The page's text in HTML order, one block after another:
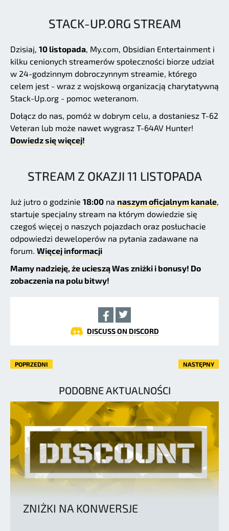
STACK-UP.ORG STREAM
Dzisiaj, 10 listopada, My.com, Obsidian Entertainment i
kilku cenionych streamerów społeczności biorze udział
w 24-godzinnym dobroczynnym streamie, którego
celem jest - wraz z wojskową organizacją charytatywną
Stack-Up.org - pomoc weteranom.
Dołącz do nas, pomóż w dobrym celu, a dostaniesz T-62
Veteran lub może nawet wygrasz T-64AV Hunter!
Dowiedz się więcej!
STREAM Z OKAZJI 11 LISTOPADA
Już jutro o godzinie 18:00 na naszym oficjalnym kanale,
startuje specjalny stream na którym dowiedzie się
czegoś więcej o naszych pojazdach oraz posłuchacie
odpowiedzi deweloperów na pytania zadawane na
forum. Więcej informacji
Mamy nadzieję, że ucieszą Was zniżki i bonusy! Do
zobaczenia na polu bitwy!
DISCUSS ON DISCORD
POPRZEDNI NASTĘPNY
PODOBNE AKTUALNOŚCI
ZNIŻKI NA KONWERSJE